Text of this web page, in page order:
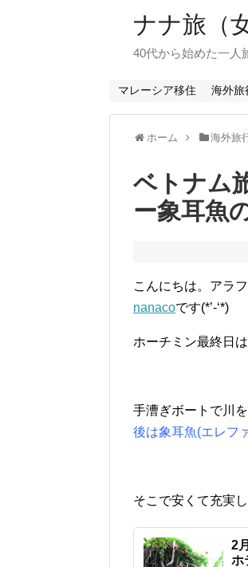
ナナ旅（
40代から始めた一人
マレーシア移住 海外旅
ホーム 海外旅
ベトナム
ー象耳魚
こんにちは。アラ
nanacoです(*’-‘*)
ホーチミン最終日
手漕ぎボートで川
後は象耳魚(エレフ
そこで安くて充実
2
ホ